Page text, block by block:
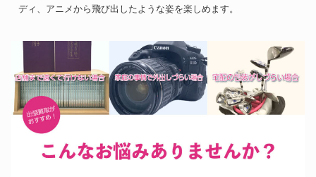
ディ、アニメから飛び出したような姿を楽しめます。